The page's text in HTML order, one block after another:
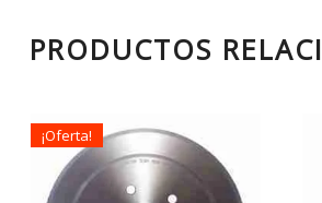
PRODUCTOS
¡Oferta!